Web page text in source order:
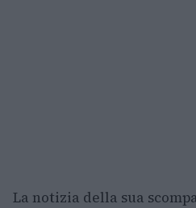
La notizia della sua